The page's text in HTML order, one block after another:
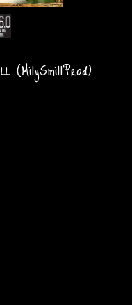
(MilySmillProd)